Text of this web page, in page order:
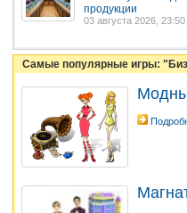
продукции
03 августа 2026, 23:50
Самые популярные игры: